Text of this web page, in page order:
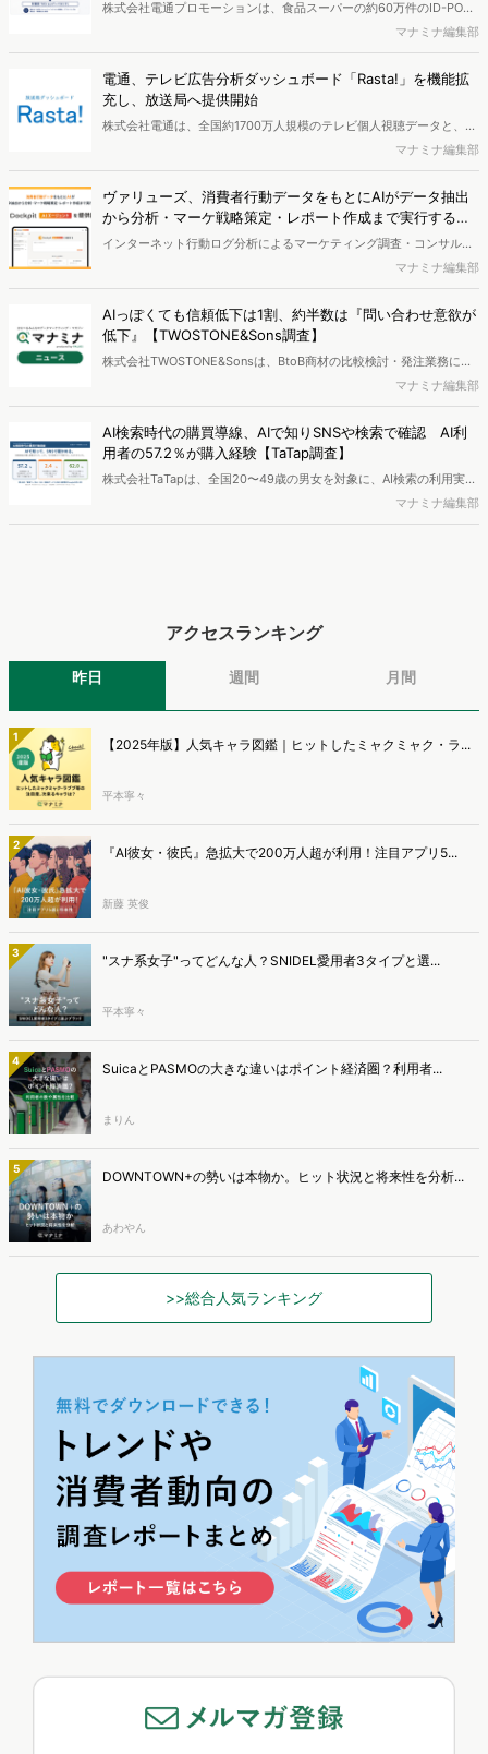
株式会社電通プロモーションは、食品スーパーの約60万件のID-POS
データと生活者の定性データをAIで分析し、購買行動の特徴に基づい
た8つのショッパークラスターを特定しました。これにより購買時点
における生活者の意識や行動背景の把握が可能となり、リテールプロ
モーションにおけるプランニングの高速化と高精度化を実現できると
いいます。
マナミナ編集部
電通、テレビ広告分析ダッシュボード「Rasta!」を機能拡
充し、放送局へ提供開始
株式会社電通は、全国約1700万人規模のテレビ個人視聴データと、独
自の大規模生活者意識調査データを掛け合わせて、テレビ広告のデー
タ集計や広告効果の分析ができるダッシュボード「Rasta!
（Resourceful Analysis System of TV Audience：ラスタ）」の機能
を拡充し、放送局への提供を開始したことを発表しました。
マナミナ編集部
ヴァリューズ、消費者行動データをもとにAIがデータ抽出
から分析・マーケ戦略策定・レポート作成まで実行する
「Dockpit AIエージェント」を提供開始
インターネット行動ログ分析によるマーケティング調査・コンサルテ
ィングサービスを提供する株式会社ヴァリューズは、国内最大規模
250万人のWeb行動ログデータを基盤としたマーケティングリサーチ
エンジン「Dockpit（ドックピット）」の新機能として、AIが市場分
析から仮説構築、レポート作成までを自律的にサポートする
「Dockpit AIエージェント」の提供を開始いたしました。
マナミナ編集部
AIっぽくても信頼低下は1割、約半数は『問い合わせ意欲が
低下』【TWOSTONE&Sons調査】
株式会社TWOSTONE&Sonsは、BtoB商材の比較検討・発注業務に携
わる担当者を対象に、コンテンツのAIっぽさに関する意識調査を実施
し、結果を公開しました。
マナミナ編集部
AI検索時代の購買導線、AIで知りSNSや検索で確認 AI利
用者の57.2％が購入経験【TaTap調査】
株式会社TaTapは、全国20〜49歳の男女を対象に、AI検索の利用実態
と、AIで知った商品をどこで確かめているかを調査し、結果を公開し
ました。
マナミナ編集部
アクセスランキング
昨日 週間 月間
1 【2025年版】人気キャラ図鑑｜ヒットしたミャクミャク・ラ...
平本寧々
2 『AI彼女・彼氏』急拡大で200万人超が利用！注目アプリ5...
新藤 英俊
3 "スナ系女子"ってどんな人？SNIDEL愛用者3タイプと選...
平本寧々
4 SuicaとPASMOの大きな違いはポイント経済圏？利用者...
まりん
5 DOWNTOWN+の勢いは本物か。ヒット状況と将来性を分析...
あわやん
>>総合人気ランキング